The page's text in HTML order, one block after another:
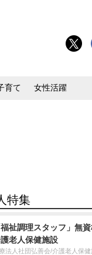
育て 女性活躍
特集
福祉調理スタッフ」無
老人保健施設
法人社団弘善会/介護老人保